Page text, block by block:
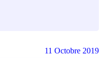
11 Octobre 2019